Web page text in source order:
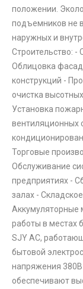
положении.
подъемников не
наружных и
Строительство:
Облицовка
конструкций -
очистка
Установка
вентиляционных
Торговые
Обслуживание
предприятиях -
залах -
Аккумуляторные
работы в местах
SJY AC,
бытовой
напряжения
обеспечивают